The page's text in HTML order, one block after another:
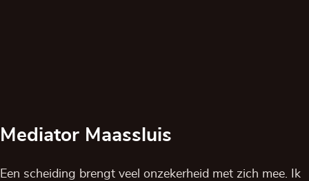
Mediator Maassluis
Een scheiding brengt veel onzekerheid met zich mee. Ik